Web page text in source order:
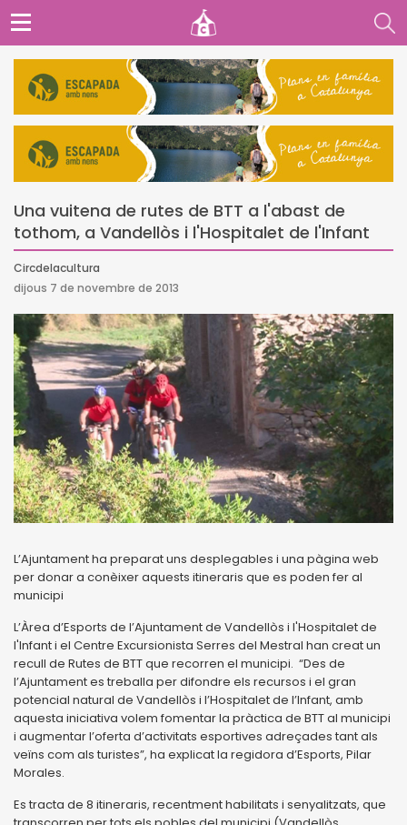
Una vuitena de rutes de BTT a l'abast de
tothom, a Vandellòs i l'Hospitalet de l'Infant
Circdelacultura
dijous 7 de novembre de 2013
L’Ajuntament ha preparat uns desplegables i una pàgina web
per donar a conèixer aquests itineraris que es poden fer al
municipi
L’Àrea d’Esports de l’Ajuntament de Vandellòs i l'Hospitalet de
l'Infant i el Centre Excursionista Serres del Mestral han creat un
recull de Rutes de BTT que recorren el municipi. “Des de
l’Ajuntament es treballa per difondre els recursos i el gran
potencial natural de Vandellòs i l’Hospitalet de l’Infant, amb
aquesta iniciativa volem fomentar la pràctica de BTT al municipi
i augmentar l’oferta d’activitats esportives adreçades tant als
veïns com als turistes”, ha explicat la regidora d’Esports, Pilar
Morales.
Es tracta de 8 itineraris, recentment habilitats i senyalitzats, que